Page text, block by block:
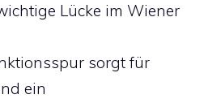
Lücke im Wiener
sorgt für
ein